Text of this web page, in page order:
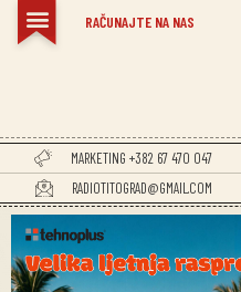
RAČUNAJTE NA NAS
MARKETING +382 67 470 047
RADIOTITOGRAD@GMAIL.COM